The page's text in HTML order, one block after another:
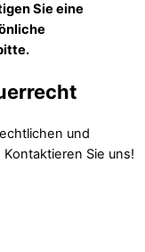
Sie eine
und
Sie uns!